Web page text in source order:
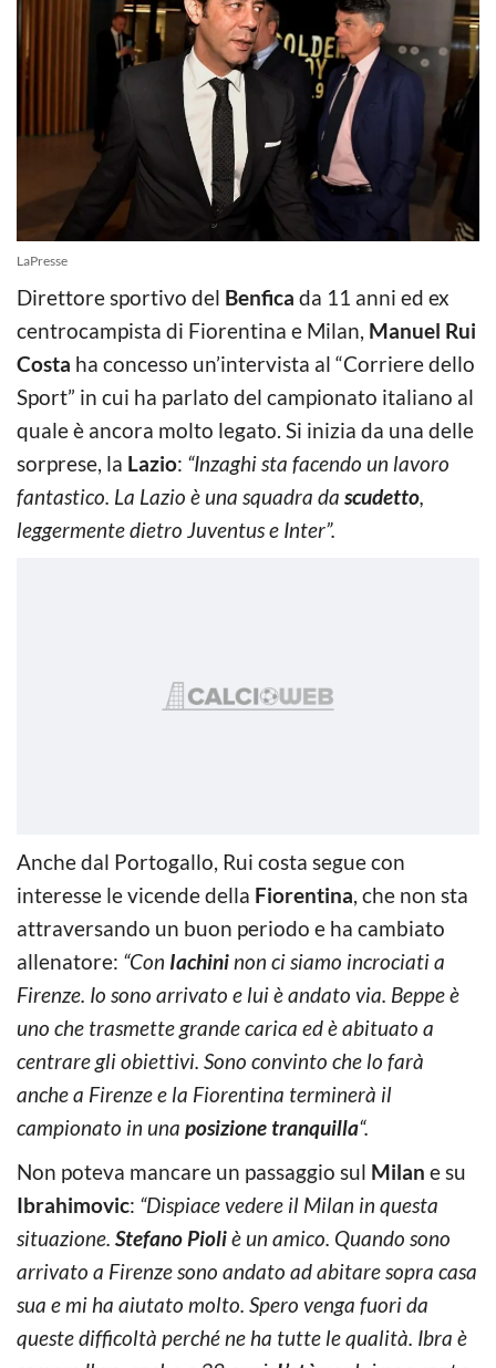
LaPresse
Direttore sportivo del Benfica da 11 anni ed ex
centrocampista di Fiorentina e Milan, Manuel Rui
Costa ha concesso un’intervista al “Corriere dello
Sport” in cui ha parlato del campionato italiano al
quale è ancora molto legato. Si inizia da una delle
sorprese, la Lazio: “Inzaghi sta facendo un lavoro
fantastico. La Lazio è una squadra da scudetto,
leggermente dietro Juventus e Inter”.
Anche dal Portogallo, Rui costa segue con
interesse le vicende della Fiorentina, che non sta
attraversando un buon periodo e ha cambiato
allenatore: “Con Iachininon ci siamo incrociati a
Firenze. Io sono arrivato e lui è andato via. Beppe è
uno che trasmette grande carica ed è abituato a
centrare gli obiettivi. Sono convinto che lo farà
anche a Firenze e la Fiorentina terminerà il
campionato in una posizione tranquilla“.
Non poteva mancare un passaggio sul Milan e su
Ibrahimovic: “Dispiace vedere il Milan in questa
situazione. Stefano Pioliè un amico. Quando sono
arrivato a Firenze sono andato ad abitare sopra casa
sua e mi ha aiutato molto. Spero venga fuori da
queste difficoltà perché ne ha tutte le qualità. Ibra è